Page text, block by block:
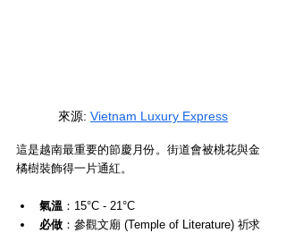
來源: Vietnam Luxury Express
這是越南最重要的節慶月份。街道會被桃花與金
橘樹裝飾得一片通紅。
氣溫 ：15°C - 21°C
必做 ：參觀文廟 (Temple of Literature) 祈求